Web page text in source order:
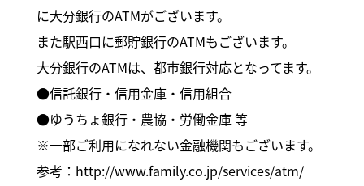
に大分銀行のATMがございます。
また駅西口に郵貯銀行のATMもございます。
大分銀行のATMは、都市銀行対応となってます。
●信託銀行・信用金庫・信用組合
●ゆうちょ銀行・農協・労働金庫 等
※一部ご利用になれない金融機関もございます。
参考： http://www.family.co.jp/services/atm/